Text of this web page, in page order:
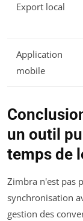
Export local
Application
mobile
un outil
temps de
Zimbra n'est pas
synchronisation
gestion des